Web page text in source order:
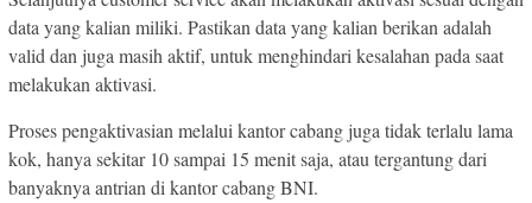
data yang kalian miliki. Pastikan data yang kalian berikan adalah
valid dan juga masih aktif, untuk menghindari kesalahan pada saat
melakukan aktivasi.
Proses pengaktivasian melalui kantor cabang juga tidak terlalu lama
kok, hanya sekitar 10 sampai 15 menit saja, atau tergantung dari
banyaknya antrian di kantor cabang BNI.